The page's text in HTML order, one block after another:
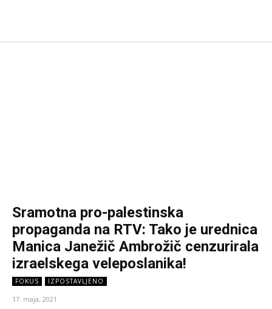
Sramotna pro-palestinska
propaganda na RTV: Tako je urednica
Manica Janežič Ambrožič cenzurirala
izraelskega veleposlanika!
FOKUS IZPOSTAVLJENO
17. maja, 2021